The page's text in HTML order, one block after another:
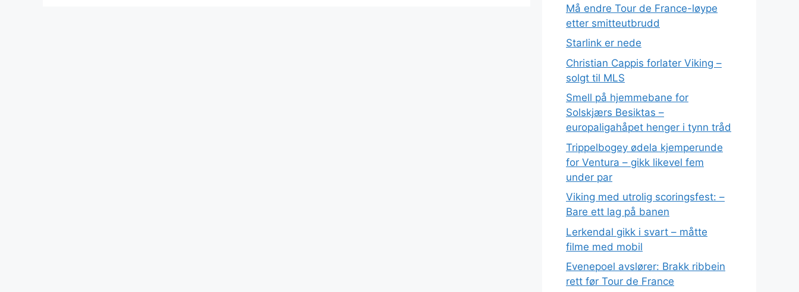
Må endre Tour de France-løype
etter smitteutbrudd
Starlink er nede
Christian Cappis forlater Viking –
solgt til MLS
Smell på hjemmebane for
Solskjærs Besiktas –
europaligahåpet henger i tynn tråd
Trippelbogey ødela kjemperunde
for Ventura – gikk likevel fem
under par
Viking med utrolig scoringsfest: –
Bare ett lag på banen
Lerkendal gikk i svart – måtte
filme med mobil
Evenepoel avslører: Brakk ribbein
rett før Tour de France